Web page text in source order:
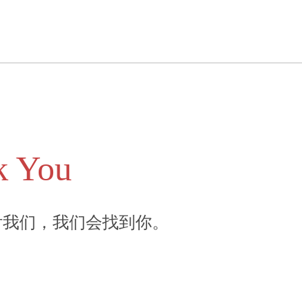
You
们，我们会找到你。